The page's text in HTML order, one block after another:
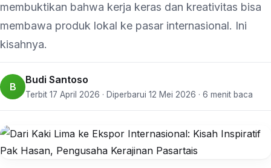
membuktikan bahwa kerja keras dan kreativitas bisa
membawa produk lokal ke pasar internasional. Ini
kisahnya.
B
Budi Santoso
Terbit 17 April 2026 · Diperbarui 12 Mei 2026 · 6 menit baca